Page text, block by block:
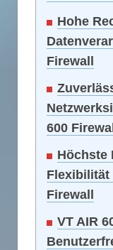
Hohe
Firewall
600 Firewall
Höchste
Flexibilität
Firewall
VT AIR